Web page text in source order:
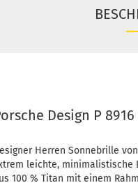
Design P
Herren Sonnebrille
leichte, minimalistische
100 % Titan mit einem